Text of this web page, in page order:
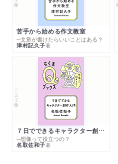
苦手から始める作文教室
─文章が書けたらいいことはある？
津村記久子著
シリーズ・全集
７日でできるキャラクター創作入門
─想像って役立つの？
名取佐和子著